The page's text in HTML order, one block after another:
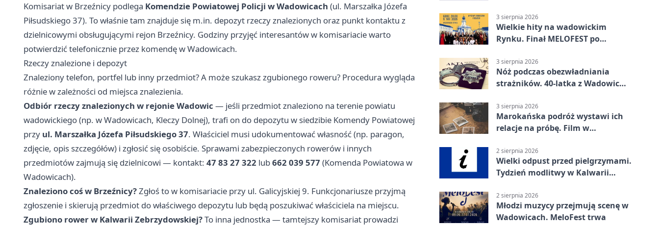
Komisariat w Brzeźnicy podlega Komendzie Powiatowej Policji w Wadowicach (ul. Marszałka Józefa
Piłsudskiego 37). To właśnie tam znajduje się m.in. depozyt rzeczy znalezionych oraz punkt kontaktu z
dzielnicowymi obsługującymi rejon Brzeźnicy. Godziny przyjęć interesantów w komisariacie warto
potwierdzić telefonicznie przez komendę w Wadowicach.
Rzeczy znalezione i depozyt
Znaleziony telefon, portfel lub inny przedmiot? A może szukasz zgubionego roweru? Procedura wygląda
różnie w zależności od miejsca znalezienia.
Odbiór rzeczy znalezionych w rejonie Wadowic — jeśli przedmiot znaleziono na terenie powiatu
wadowickiego (np. w Wadowicach, Kleczy Dolnej), trafi on do depozytu w siedzibie Komendy Powiatowej
przy ul. Marszałka Józefa Piłsudskiego 37. Właściciel musi udokumentować własność (np. paragon,
zdjęcie, opis szczegółów) i zgłosić się osobiście. Sprawami zabezpieczonych rowerów i innych
przedmiotów zajmują się dzielnicowi — kontakt: 47 83 27 322 lub662 039 577 (Komenda Powiatowa w
Wadowicach).
Znaleziono coś w Brzeźnicy?Zgłoś to w komisariacie przy ul. Galicyjskiej 9. Funkcjonariusze przyjmą
zgłoszenie i skierują przedmiot do właściwego depozytu lub będą poszukiwać właściciela na miejscu.
Zgubiono rower w Kalwarii Zebrzydowskiej?To inna jednostka — tamtejszy komisariat prowadzi
3 sierpnia 2026
Wielkie hity na wadowickim
Rynku. Finał MELOFEST po
3 sierpnia 2026
Nóż podczas obezwładniania
strażników. 40-latka z Wadowic
3 sierpnia 2026
Marokańska podróż wystawi ich
relacje na próbę. Film w
2 sierpnia 2026
Wielki odpust przed pielgrzymami.
Tydzień modlitwy w Kalwarii
2 sierpnia 2026
Młodzi muzycy przejmują scenę w
Wadowicach. MeloFest trwa